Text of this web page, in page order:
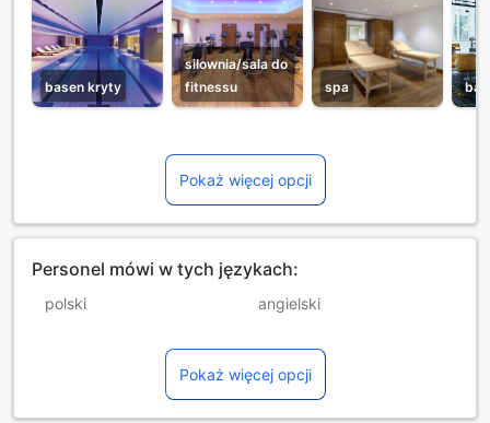
basen kryty
siłownia/sala do
fitnessu
spa bar
Pokaż więcej opcji
Personel mówi w tych językach:
polski angielski
włoski
Pokaż więcej opcji